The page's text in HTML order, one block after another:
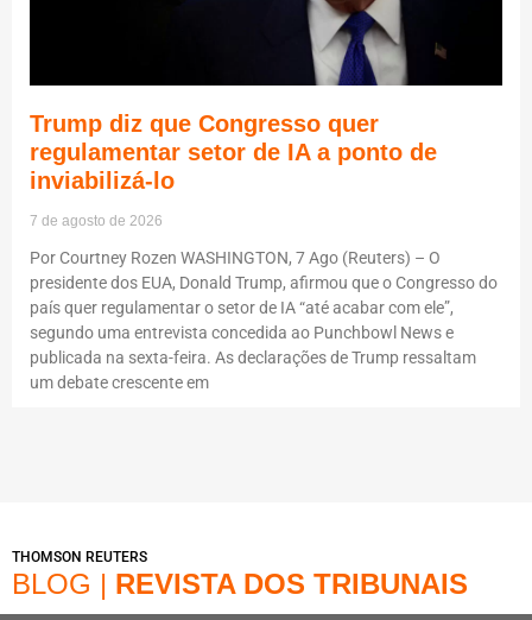
Trump diz que Congresso quer
regulamentar setor de IA a ponto de
inviabilizá-lo
7 de agosto de 2026
Por Courtney Rozen WASHINGTON, 7 Ago (Reuters) – O
presidente dos EUA, Donald Trump, afirmou que o Congresso do
país quer regulamentar o setor de IA “até acabar com ele”,
segundo uma entrevista concedida ao Punchbowl News e
publicada na sexta-feira. As declarações de Trump ressaltam
um debate crescente em
THOMSON REUTERS
BLOG | REVISTA DOS TRIBUNAIS